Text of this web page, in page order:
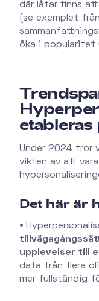
där låtar finns att
(se exemplet
öka i popularitet
Under 2024 tror
vikten av att
Det här är
•
upplevelser till
data från flera
mer fullständig